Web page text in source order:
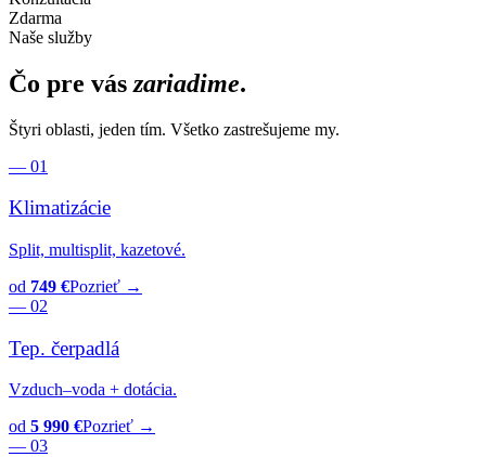
Zdarma
Naše služby
Čo pre vás zariadime.
Štyri oblasti, jeden tím. Všetko zastrešujeme my.
— 01
Klimatizácie
Split, multisplit, kazetové.
od 749 €Pozrieť →
— 02
Tep. čerpadlá
Vzduch–voda + dotácia.
od 5 990 €Pozrieť →
— 03